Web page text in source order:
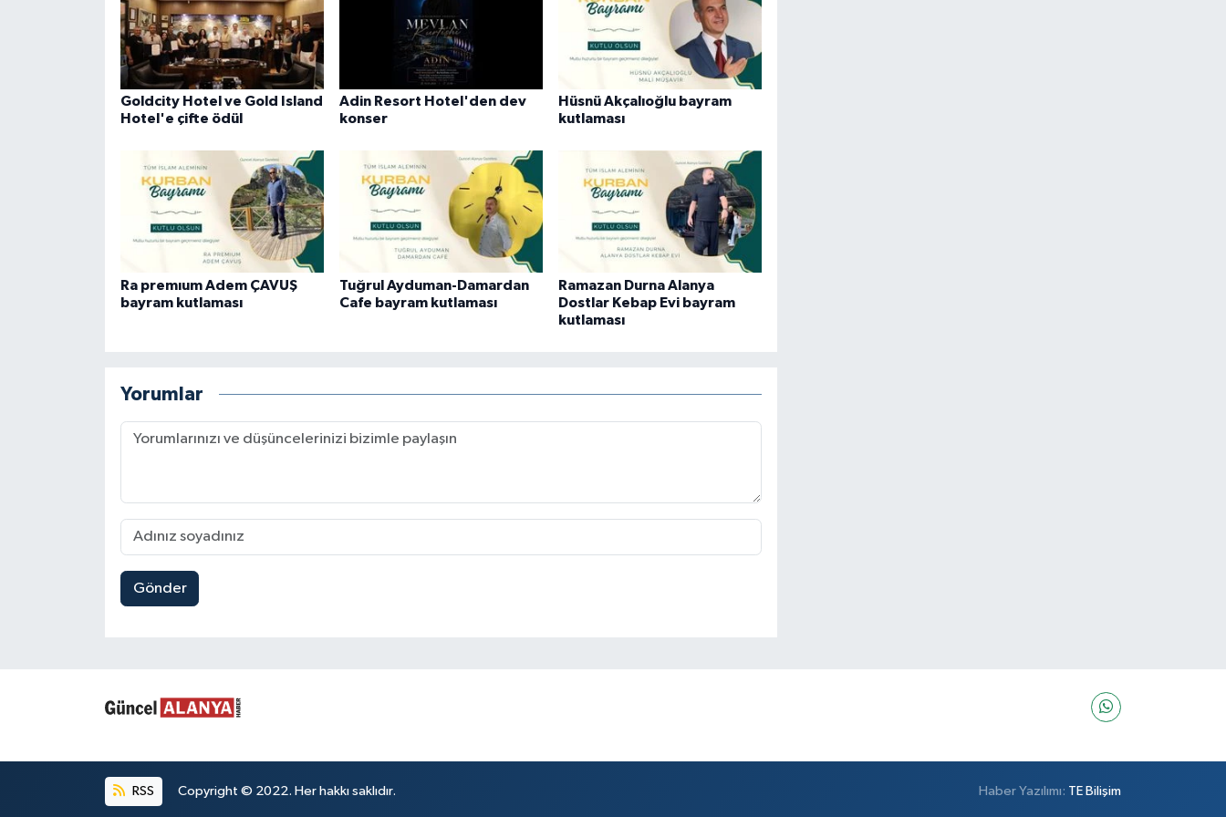
Goldcity Hotel ve Gold Island
Hotel'e çifte ödül
Adin Resort Hotel'den dev
konser
Hüsnü Akçalıoğlu bayram
kutlaması
Ra premıum Adem ÇAVUŞ
bayram kutlaması
Tuğrul Ayduman-Damardan
Cafe bayram kutlaması
Ramazan Durna Alanya
Dostlar Kebap Evi bayram
kutlaması
Yorumlar
Gönder
RSS Copyright © 2022. Her hakkı saklıdır. Haber Yazılımı: TE Bilişim